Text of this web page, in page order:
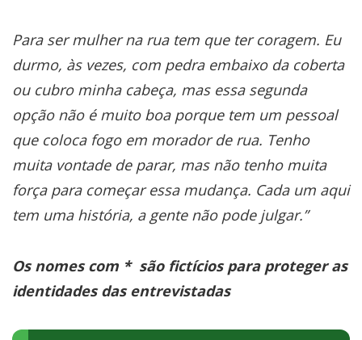
Para ser mulher na rua tem que ter coragem. Eu
durmo, às vezes, com pedra embaixo da coberta
ou cubro minha cabeça, mas essa segunda
opção não é muito boa porque tem um pessoal
que coloca fogo em morador de rua. Tenho
muita vontade de parar, mas não tenho muita
força para começar essa mudança. Cada um aqui
tem uma história, a gente não pode julgar.”
Os nomes com * são fictícios para proteger as
identidades das entrevistadas